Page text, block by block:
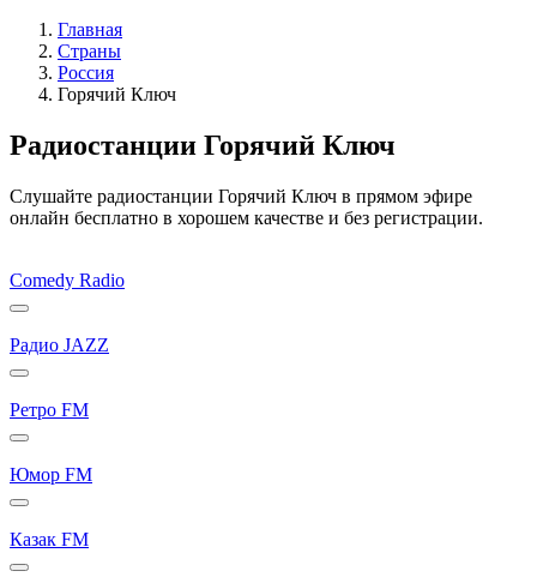
Главная
Страны
Россия
Горячий Ключ
Радиостанции Горячий Ключ
Слушайте радиостанции Горячий Ключ в прямом эфире
онлайн бесплатно в хорошем качестве и без регистрации.
Comedy Radio
Радио JAZZ
Ретро FM
Юмор FM
Казак FM